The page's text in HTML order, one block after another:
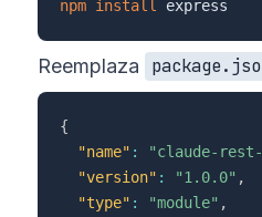
npm install
Reemplaza
{
"name" : "claude-
"version" : "1.0.0" ,
"type" : "module" ,